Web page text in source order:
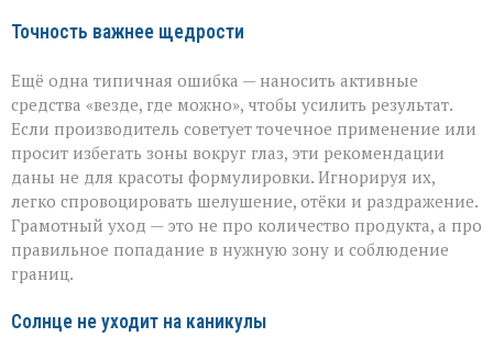
Точность важнее щедрости
Ещё одна типичная ошибка — наносить активные
средства «везде, где можно», чтобы усилить результат.
Если производитель советует точечное применение или
просит избегать зоны вокруг глаз, эти рекомендации
даны не для красоты формулировки. Игнорируя их,
легко спровоцировать шелушение, отёки и раздражение.
Грамотный уход — это не про количество продукта, а про
правильное попадание в нужную зону и соблюдение
границ.
Солнце не уходит на каникулы